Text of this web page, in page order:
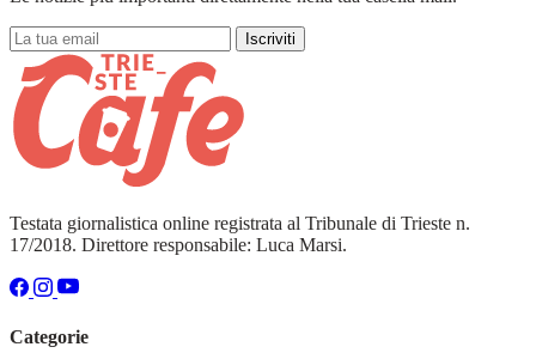
Iscriviti
Testata giornalistica online registrata al Tribunale di Trieste n.
17/2018. Direttore responsabile: Luca Marsi.
Categorie